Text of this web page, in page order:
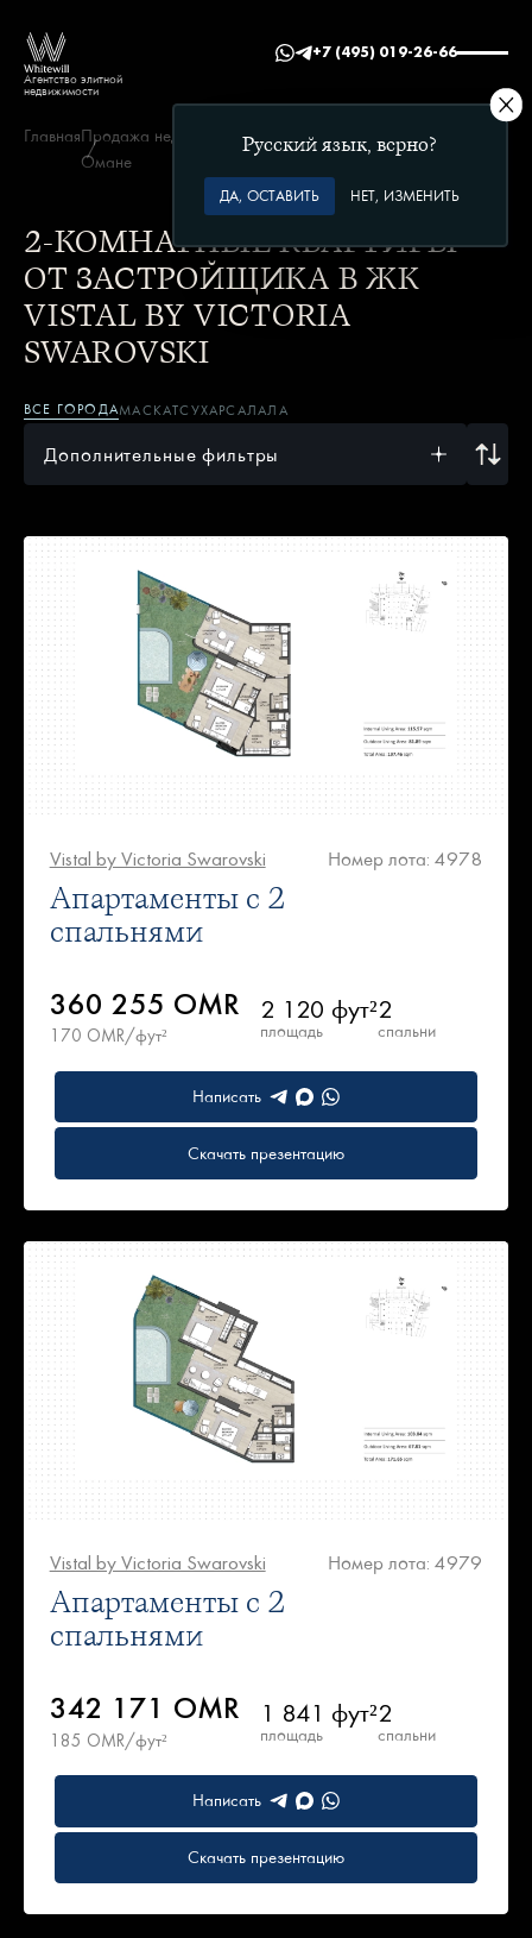
Агентство элитной
недвижимости
+7 (495) 019-26-66
ГлавнаяПродажа недвижимости в
Омане
Vistal by Victoria
2-КОМНАТНЫЕ КВАРТИРЫ
ОТ ЗАСТРОЙЩИКА В ЖК
VISTAL BY VICTORIA
SWAROVSKI
ВСЕ ГОРОДАМАСКАТСУХАРСАЛАЛА
Дополнительные фильтры
Vistal by Victoria Swarovski Номер лота: 4978
Апартаменты с 2
спальнями
360 255 OMR
170 OMR/фут²
2 120 фут²
площадь
2
спальни
Написать
Скачать презентацию
Vistal by Victoria Swarovski Номер лота: 4979
Апартаменты с 2
спальнями
342 171 OMR
185 OMR/фут²
1 841 фут²
площадь
2
спальни
Написать
Скачать презентацию
Русский язык, верно?
ДА, ОСТАВИТЬ НЕТ, ИЗМЕНИТЬ